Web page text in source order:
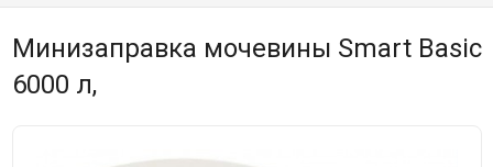
Минизаправка мочевины Smart Basic
6000 л,